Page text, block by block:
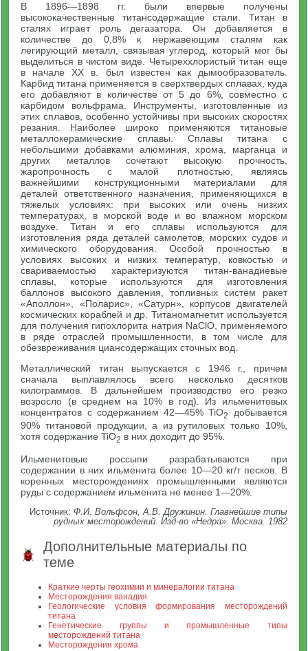
В 1896—1898 гг. были впервые получены
высококачественные титансодержащие стали. Титан в
сталях играет роль дегазатора. Он добавляется в
количестве до 0,8% к нержавеющим сталям как
легирующий металл, связывая углерод, который мог бы
выделиться в чистом виде. Четыреххлористый титан еще
в начале XX в. был известен как дымообразователь.
Карбид титана применяется в сверхтвердых сплавах, куда
его добавляют в количестве от 5 до 6%, совместно с
карбидом вольфрама. Инструменты, изготовленные из
этих сплавов, особенно устойчивы при высоких скоростях
резания. Наиболее широко применяются титановые
металлокерамические сплавы. Сплавы титана с
небольшими добавками алюминия, хрома, марганца и
других металлов сочетают высокую прочность,
жаропрочность с малой плотностью, являясь
важнейшими конструкционными материалами для
деталей ответственного назначения, применяющихся в
тяжелых условиях: при высоких или очень низких
температурах, в морской воде и во влажном морском
воздухе. Титан и его сплавы используются для
изготовления ряда деталей самолетов, морских судов и
химического оборудования. Особой прочностью в
условиях высоких и низких температур, ковкостью и
свариваемостью характеризуются титан-ванадиевые
сплавы, которые используются для изготовления
баллонов высокого давления, топливных систем ракет
«Аполлон», «Поларис», «Сатурн», корпусов двигателей
космических кораблей и др. Титаномагнетит используется
для получения гипохлорита натрия NaClO, применяемого
в ряде отраслей промышленности, в том числе для
обезвреживания циансодержащих сточных вод.
Металлический титан выпускается с 1946 г., причем
сначала выплавлялось всего несколько десятков
килограммов. В дальнейшем производство его резко
возросло (в среднем на 10% в год). Из ильменитовых
концентратов с содержанием 42—45% TiO2
добывается
90% титановой продукции, а из рутиловых только 10%,
хотя содержание TiO2 в них доходит до 95%.
Ильменитовые россыпи разрабатываются при
содержании в них ильменита более 10—20 кг/т песков. В
коренных месторождениях промышленными являются
руды с содержанием ильменита не менее 1—20%.
Источник: Ф.И. Вольфсон, А.В. Дружинин. Главнейшие типы
рудных месторождений. Изд-во «Недра». Москва. 1982
Дополнительные материалы по
теме
Краткие черты геохимии и минералогии титана
Месторождения ванадия
Геологические условия формирования месторождений
титана
Генетические группы и промышленные типы
месторождений титана
Месторождения хрома